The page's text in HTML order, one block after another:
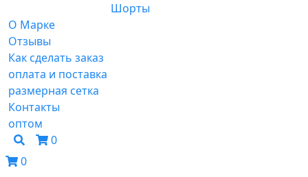
Шорты
О Марке
Отзывы
Как сделать заказ
оплата и поставка
размерная сетка
Контакты
оптом
0
0